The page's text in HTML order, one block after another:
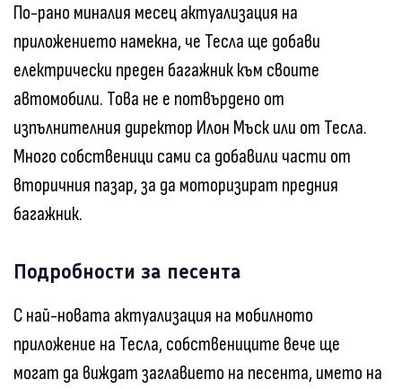
По-рано миналия месец актуализация на
приложението намекна, че Тесла ще добави
електрически преден багажник към своите
автомобили. Това не е потвърдено от
изпълнителния директор Илон Мъск или от Тесла.
Много собственици сами са добавили части от
вторичния пазар, за да моторизират предния
багажник.
Подробности за песента
С най-новата актуализация на мобилното
приложение на Тесла, собствениците вече ще
могат да виждат заглавието на песента, името на